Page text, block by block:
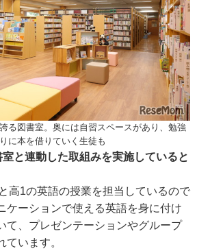
る図書室。奥には自習スペースがあり、勉強
に本を借りていく生徒も
と連動した取組みを実施していると
高1の英語の授業を担当しているので
ケーションで使える英語を身に付け
て、プレゼンテーションやグループ
ています。